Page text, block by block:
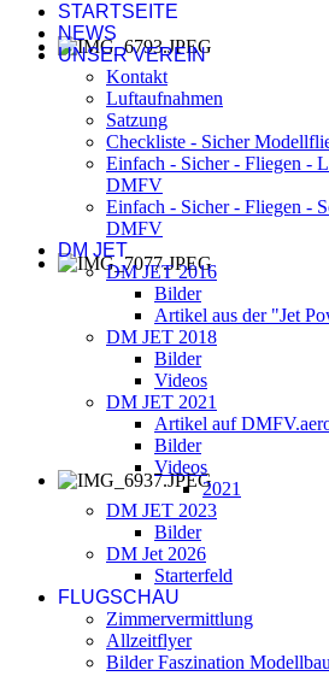
STARTSEITE
NEWS
UNSER VEREIN
Kontakt
Luftaufnahmen
Satzung
Checkliste - Sicher
Einfach - Sicher - Fliegen -
DMFV
Einfach - Sicher - Fliegen -
DMFV
DM JET
DM JET 2016
Bilder
Artikel aus der "Jet
DM JET 2018
Bilder
Videos
DM JET 2021
Artikel auf
Bilder
Videos
2021
DM JET 2023
Bilder
DM Jet 2026
Starterfeld
FLUGSCHAU
Zimmervermittlung
Allzeitflyer
Bilder Faszination